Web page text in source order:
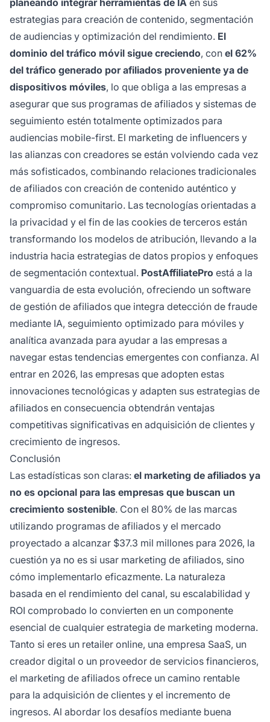
planeando integrar herramientas de IA en sus
estrategias para creación de contenido, segmentación
de audiencias y optimización del rendimiento. El
dominio del tráfico móvil sigue creciendo, con el 62%
del tráfico generado por afiliados proveniente ya de
dispositivos móviles, lo que obliga a las empresas a
asegurar que sus programas de afiliados y sistemas de
seguimiento estén totalmente optimizados para
audiencias mobile-first. El marketing de influencers y
las alianzas con creadores se están volviendo cada vez
más sofisticados, combinando relaciones tradicionales
de afiliados con creación de contenido auténtico y
compromiso comunitario. Las tecnologías orientadas a
la privacidad y el fin de las cookies de terceros están
transformando los modelos de atribución, llevando a la
industria hacia estrategias de datos propios y enfoques
de segmentación contextual. PostAffiliatePro está a la
vanguardia de esta evolución, ofreciendo un software
de gestión de afiliados que integra detección de fraude
mediante IA, seguimiento optimizado para móviles y
analítica avanzada para ayudar a las empresas a
navegar estas tendencias emergentes con confianza. Al
entrar en 2026, las empresas que adopten estas
innovaciones tecnológicas y adapten sus estrategias de
afiliados en consecuencia obtendrán ventajas
competitivas significativas en adquisición de clientes y
crecimiento de ingresos.
Conclusión
Las estadísticas son claras: el marketing de afiliados ya
no es opcional para las empresas que buscan un
crecimiento sostenible. Con el 80% de las marcas
utilizando programas de afiliados y el mercado
proyectado a alcanzar $37.3 mil millones para 2026, la
cuestión ya no es si usar marketing de afiliados, sino
cómo implementarlo eficazmente. La naturaleza
basada en el rendimiento del canal, su escalabilidad y
ROI comprobado lo convierten en un componente
esencial de cualquier estrategia de marketing moderna.
Tanto si eres un retailer online, una empresa SaaS, un
creador digital o un proveedor de servicios financieros,
el marketing de afiliados ofrece un camino rentable
para la adquisición de clientes y el incremento de
ingresos. Al abordar los desafíos mediante buena